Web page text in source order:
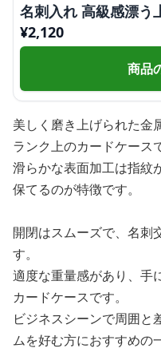
名刺入れ 高級感漂う
¥2,120
商品
美しく磨き上げられた金
ランク上のカードケース
滑らかな表面加工は指紋
保てるのが特徴です。
開閉はスムーズで、名刺
す。
適度な重量感があり、手
カードケースです。
ビジネスシーンで周囲と
ムを好む方におすすめの